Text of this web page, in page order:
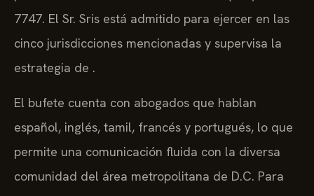
7747. El Sr. Sris está admitido para ejercer en las
cinco jurisdicciones mencionadas y supervisa la
estrategia de .
El bufete cuenta con abogados que hablan
español, inglés, tamil, francés y portugués, lo que
permite una comunicación fluida con la diversa
comunidad del área metropolitana de D.C. Para